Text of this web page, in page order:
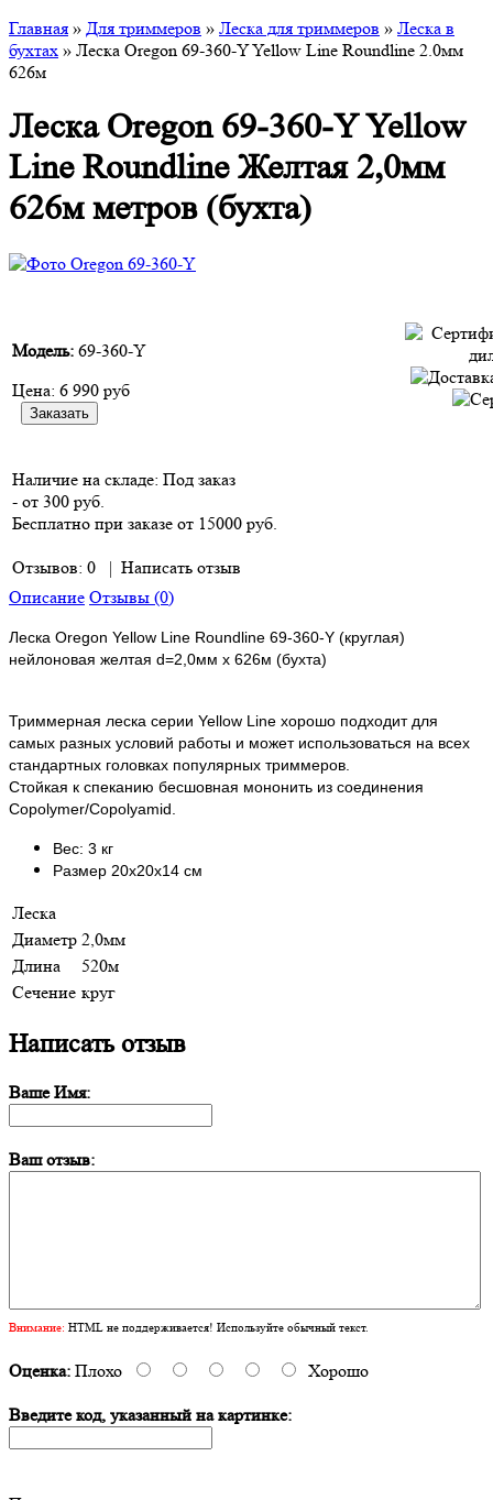
Главная » Для триммеров » Леска для триммеров » Леска в
бухтах » Леска Oregon 69-360-Y Yellow Line Roundline 2.0мм
626м
Леска Oregon 69-360-Y Yellow
Line Roundline Желтая 2,0мм
626м метров (бухта)
Модель: 69-360-Y
Цена: 6 990 руб
Наличие на складе: Под заказ
- от 300 руб.
Бесплатно при заказе от 15000 руб.
Отзывов: 0 | Написать отзыв
Описание Отзывы (0)
Леска Oregon Yellow Line Roundline 69-360-Y (круглая)
нейлоновая желтая d=2,0мм х 626м (бухта)
Триммерная леска серии Yellow Line хорошо подходит для
самых разных условий работы и может использоваться на всех
стандартных головках популярных триммеров.
Стойкая к спеканию бесшовная мононить из соединения
Copolymer/Copolyamid.
Вес: 3 кг
Размер 20х20х14 см
Леска
Диаметр 2,0мм
Длина
520м
Сечение круг
Написать отзыв
Ваше Имя:
Ваш отзыв:
Внимание: HTML не поддерживается! Используйте обычный текст.
Оценка: Плохо Хорошо
Введите код, указанный на картинке: